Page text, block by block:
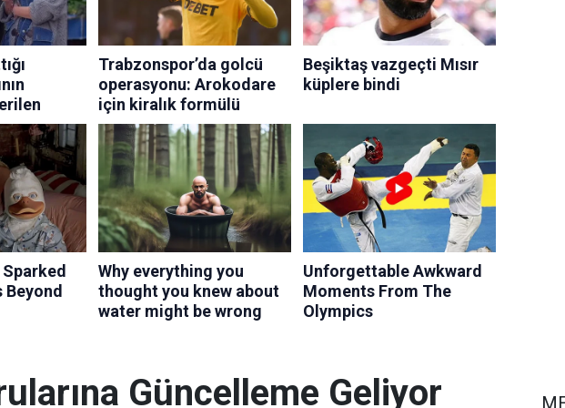
Güncelleme Geliyor